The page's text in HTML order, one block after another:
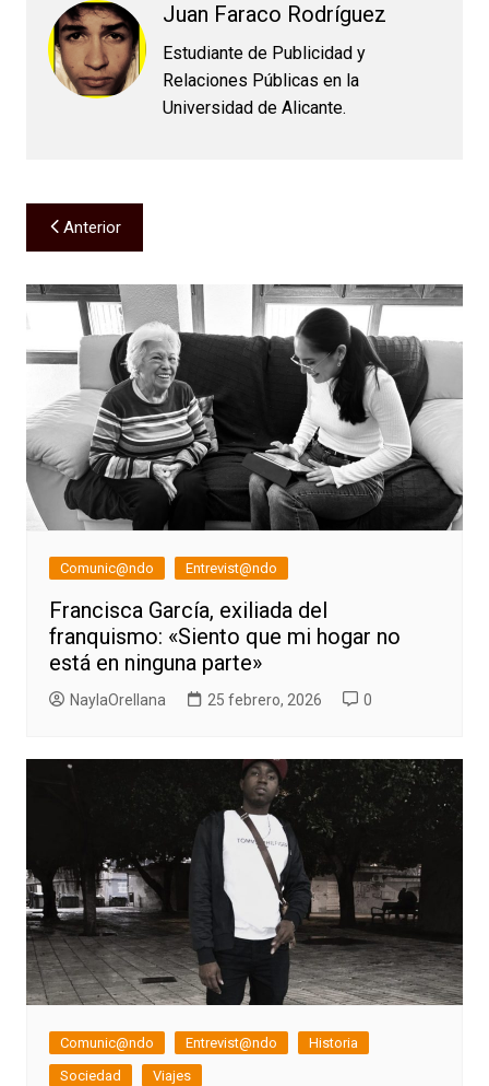
Juan Faraco Rodríguez
Estudiante de Publicidad y
Relaciones Públicas en la
Universidad de Alicante.
Navegación
de
entradas
Anterior
Comunic@ndo Entrevist@ndo
Francisca García, exiliada del
franquismo: «Siento que mi hogar no
está en ninguna parte»
NaylaOrellana 25 febrero, 2026 0
Comunic@ndo Entrevist@ndo
Historia
Sociedad
Viajes